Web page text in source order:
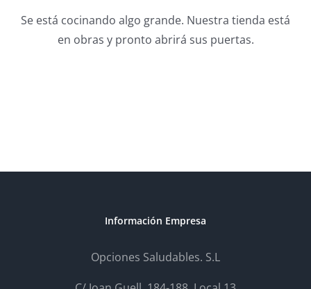
Se está cocinando algo grande. Nuestra tienda está
en obras y pronto abrirá sus puertas.
Información Empresa
Opciones Saludables. S.L